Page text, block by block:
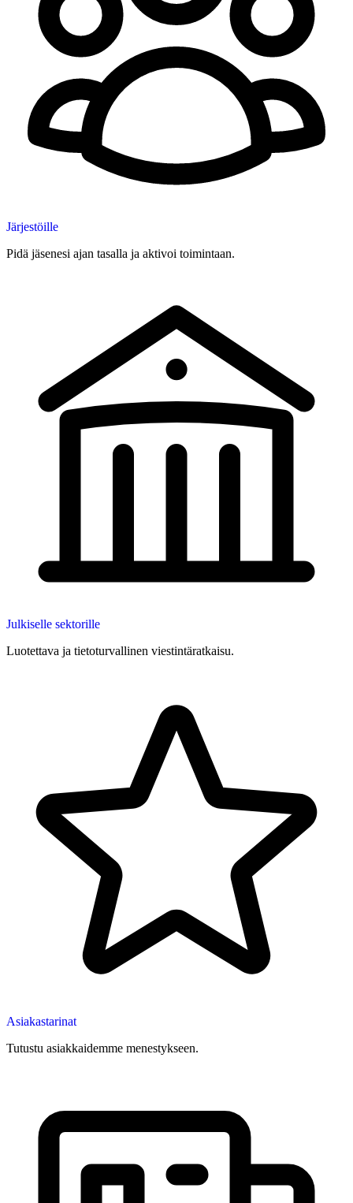
Järjestöille
Pidä jäsenesi ajan tasalla ja aktivoi toimintaan.
Julkiselle sektorille
Luotettava ja tietoturvallinen viestintäratkaisu.
Asiakastarinat
Tutustu asiakkaidemme menestykseen.